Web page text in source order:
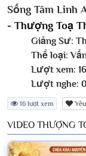
Sống Tâm Linh
- Thượng Toạ
Giảng Sư:
Thể loại:
Lượt xem: 16
Lượt nghe: 0
16 lượt xem
VIDEO THƯỢNG